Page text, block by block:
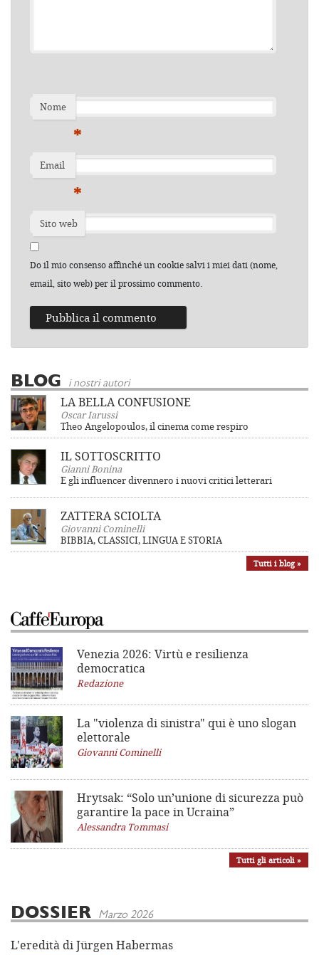
Nome
*
Email
*
Sito web
Do il mio consenso affinché un cookie salvi i miei dati (nome,
email, sito web) per il prossimo commento.
BLOG i nostri autori
LA BELLA CONFUSIONE
Oscar Iarussi
Theo Angelopoulos, il cinema come respiro
IL SOTTOSCRITTO
Gianni Bonina
E gli influencer divennero i nuovi critici letterari
ZATTERA SCIOLTA
Giovanni Cominelli
BIBBIA, CLASSICI, LINGUA E STORIA
Tutti i blog »
Venezia 2026: Virtù e resilienza
democratica
Redazione
La "violenza di sinistra" qui è uno slogan
elettorale
Giovanni Cominelli
Hrytsak: “Solo un’unione di sicurezza può
garantire la pace in Ucraina”
Alessandra Tommasi
Tutti gli articoli »
DOSSIER Marzo 2026
L'eredità di Jürgen Habermas